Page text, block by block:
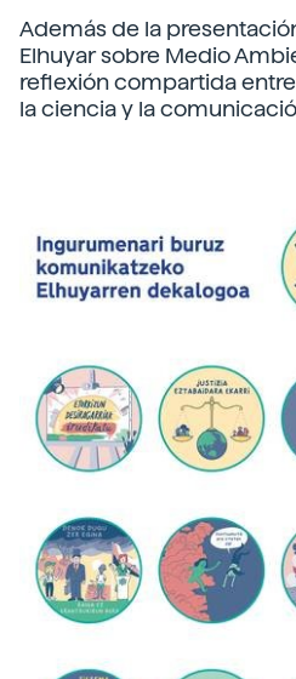
Además de la
Elhuyar sobre Medio
reflexión compartida
la ciencia y la